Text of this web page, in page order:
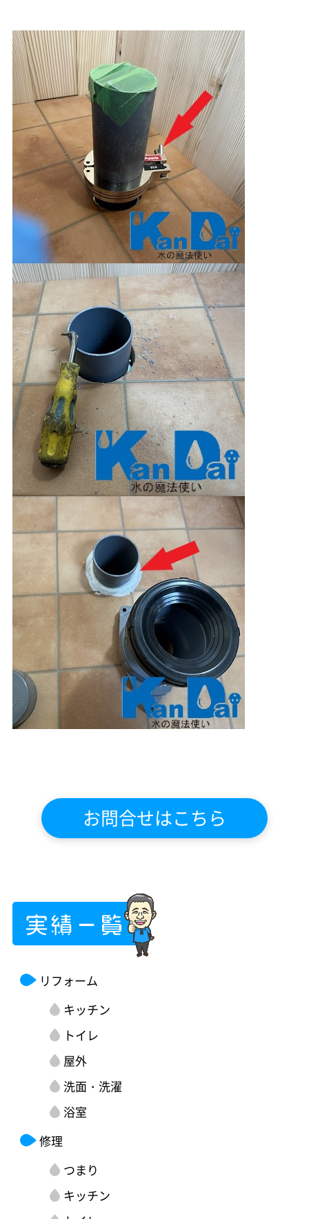
お問合せはこちら
リフォーム
キッチン
トイレ
屋外
洗面・洗濯
浴室
修理
つまり
キッチン